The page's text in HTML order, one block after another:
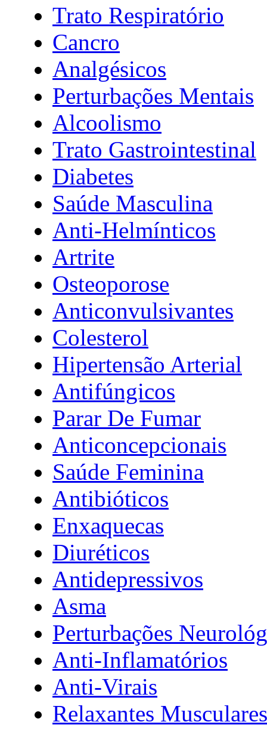
Trato Respiratório
Cancro
Analgésicos
Perturbações Mentais
Alcoolismo
Trato Gastrointestinal
Diabetes
Saúde Masculina
Anti-Helmínticos
Artrite
Osteoporose
Anticonvulsivantes
Colesterol
Hipertensão Arterial
Antifúngicos
Parar De Fumar
Anticoncepcionais
Saúde Feminina
Antibióticos
Enxaquecas
Diuréticos
Antidepressivos
Asma
Perturbações
Anti-Inflamatórios
Anti-Virais
Relaxantes Musculares